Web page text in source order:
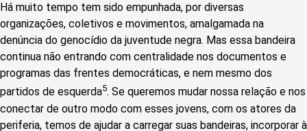
Há muito tempo tem sido empunhada, por diversas
organizações, coletivos e movimentos, amalgamada na
denúncia do genocídio da juventude negra. Mas essa bandeira
continua não entrando com centralidade nos documentos e
programas das frentes democráticas, e nem mesmo dos
partidos de esquerda5. Se queremos mudar nossa relação e nos
conectar de outro modo com esses jovens, com os atores da
periferia, temos de ajudar a carregar suas bandeiras, incorporar à